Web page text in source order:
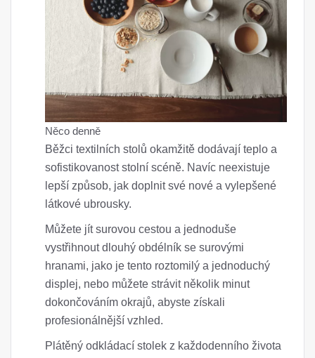
Něco denně
Běžci textilních stolů okamžitě dodávají teplo a
sofistikovanost stolní scéně. Navíc neexistuje
lepší způsob, jak doplnit své nové a vylepšené
látkové ubrousky.
Můžete jít surovou cestou a jednoduše
vystřihnout dlouhý obdélník se surovými
hranami, jako je tento roztomilý a jednoduchý
displej, nebo můžete strávit několik minut
dokončováním okrajů, abyste získali
profesionálnější vzhled.
Plátěný odkládací stolek z každodenního života